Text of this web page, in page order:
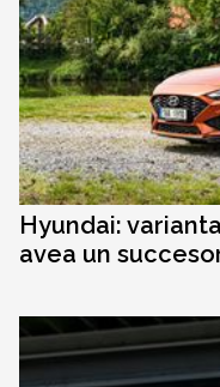
Hyundai:
avea un